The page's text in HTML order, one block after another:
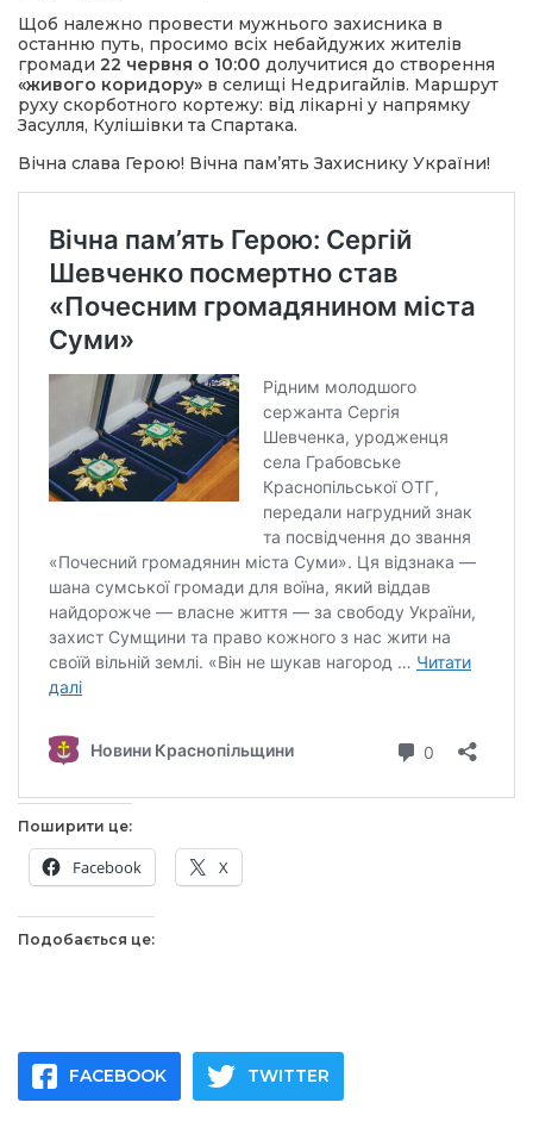
Щоб належно провести мужнього захисника в
останню путь, просимо всіх небайдужих жителів
громади 22 червня о 10:00 долучитися до створення
«живого коридору» в селищі Недригайлів. Маршрут
руху скорботного кортежу: від лікарні у напрямку
Засулля, Кулішівки та Спартака.
Вічна слава Герою! Вічна пам’ять Захиснику України!
Поширити це:
Facebook X
Подобається це:
FACEBOOK TWITTER